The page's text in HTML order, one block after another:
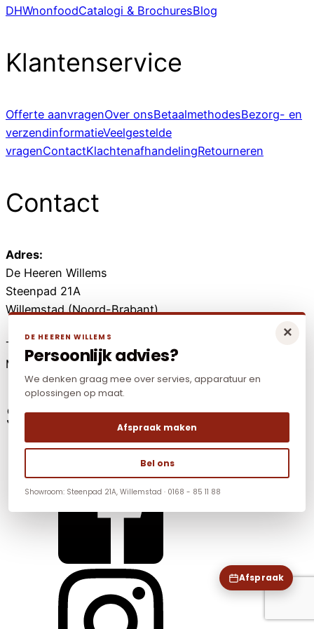
DHWnonfoodCatalogi & BrochuresBlog
Klantenservice
Offerte aanvragenOver onsBetaalmethodesBezorg- en
verzendinformatieVeelgestelde
vragenContactKlachtenafhandelingRetourneren
Contact
Adres:
De Heeren Willems
Steenpad 21A
Willemstad (Noord-Brabant)
Tel: +31(0)168-85 11 88
Mail: info@dhwnonfood.nl
Social Media
Afspraak
×
DE HEEREN WILLEMS
Persoonlijk advies?
We denken graag mee over servies, apparatuur en
oplossingen op maat.
Afspraak maken
Bel ons
Showroom: Steenpad 21A, Willemstad · 0168 - 85 11 88